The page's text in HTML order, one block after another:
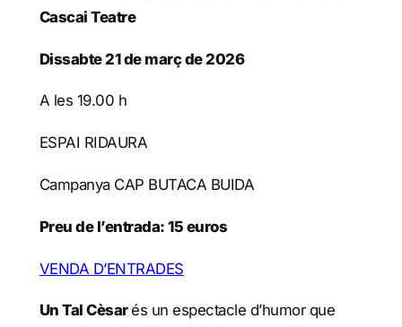
Cascai Teatre
Dissabte 21 de març de 2026
A les 19.00 h
ESPAI RIDAURA
Campanya CAP BUTACA BUIDA
Preu de l’entrada: 15 euros
VENDA D’ENTRADES
Un Tal Cèsarés un espectacle d’humor que